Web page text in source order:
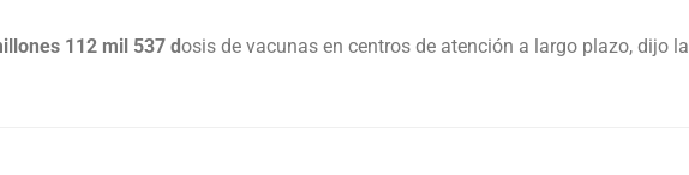
112 mil 537 dosis de vacunas en centros de atención a largo plazo, dijo la